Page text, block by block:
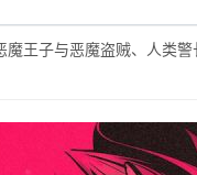
王子与恶魔盗贼、人类